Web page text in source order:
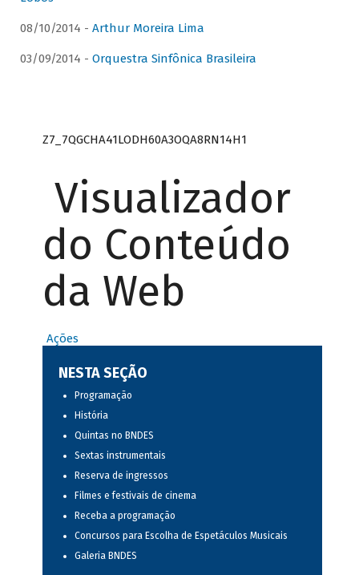
08/10/2014 - Arthur Moreira Lima
03/09/2014 - Orquestra Sinfônica Brasileira
Z7_7QGCHA41LODH60A3OQA8RN14H1
Visualizador
do Conteúdo
da Web
Ações
NESTA SEÇÃO
Programação
História
Quintas no BNDES
Sextas instrumentais
Reserva de ingressos
Filmes e festivais de cinema
Receba a programação
Concursos para Escolha de Espetáculos Musicais
Galeria BNDES